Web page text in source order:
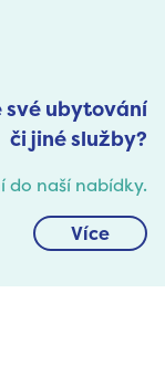
své ubytování
či jiné služby?
naší nabídky.
Více